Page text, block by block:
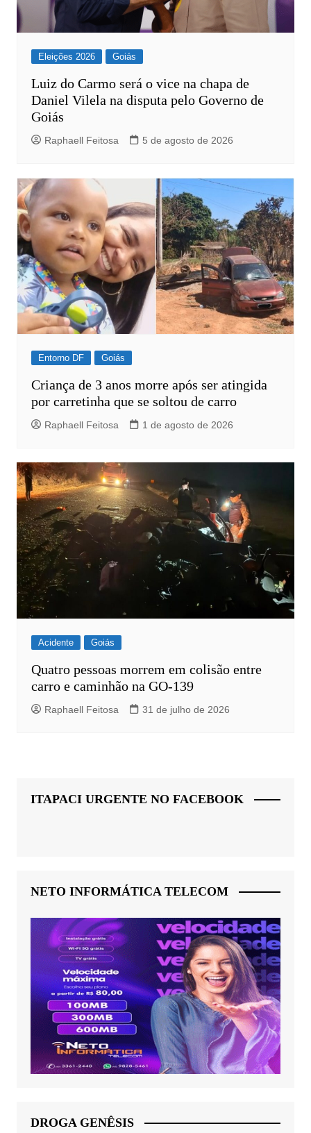
Eleições 2026 Goiás
Luiz do Carmo será o vice na chapa de
Daniel Vilela na disputa pelo Governo de
Goiás
Raphaell Feitosa 5 de agosto de 2026
Entorno DF Goiás
Criança de 3 anos morre após ser atingida
por carretinha que se soltou de carro
Raphaell Feitosa 1 de agosto de 2026
Acidente Goiás
Quatro pessoas morrem em colisão entre
carro e caminhão na GO-139
Raphaell Feitosa 31 de julho de 2026
ITAPACI URGENTE NO FACEBOOK
NETO INFORMÁTICA TELECOM
DROGA GENÊSIS